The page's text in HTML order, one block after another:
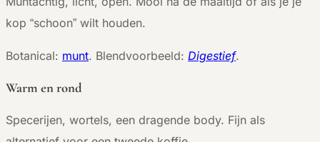
kop “schoon” wilt houden.
Botanical: munt. Blendvoorbeeld: Digestief.
Warm en rond
Specerijen, wortels, een dragende body. Fijn als